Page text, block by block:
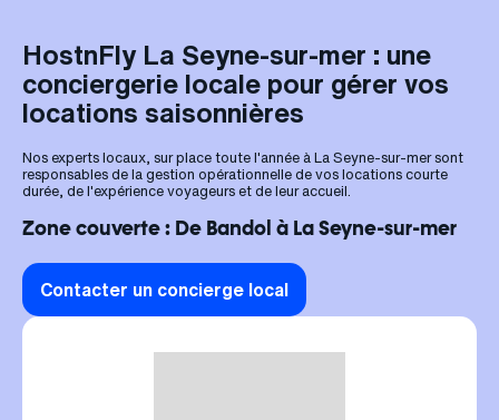
HostnFly La Seyne-sur-mer : une
conciergerie locale pour gérer vos
locations saisonnières
Nos experts locaux, sur place toute l'année à La Seyne-sur-mer sont
responsables de la gestion opérationnelle de vos locations courte
durée, de l'expérience voyageurs et de leur accueil.
Zone couverte : De Bandol à La Seyne-sur-mer
Contacter un concierge local